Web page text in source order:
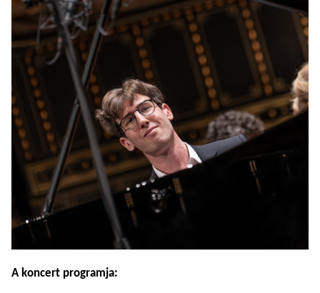
A koncert programja: